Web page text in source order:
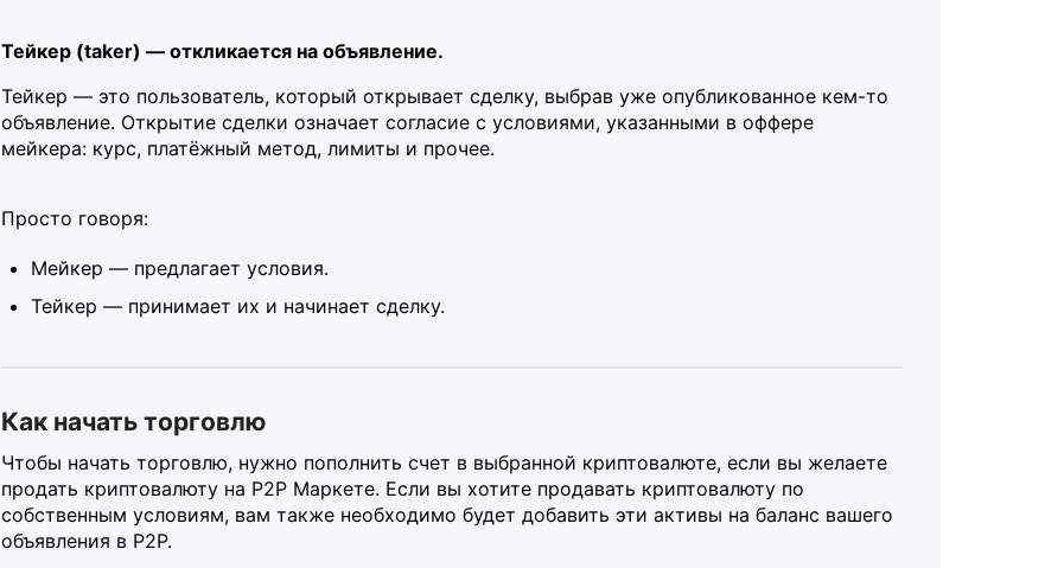
Тейкер (taker) — откликается на объявление.
Тейкер — это пользователь, который открывает сделку, выбрав уже опубликованное кем-то
объявление. Открытие сделки означает согласие с условиями, указанными в оффере
мейкера: курс, платёжный метод, лимиты и прочее.
Просто говоря:
Мейкер — предлагает условия.
Тейкер — принимает их и начинает сделку.
Как начать торговлю
Чтобы начать торговлю, нужно пополнить счет в выбранной криптовалюте, если вы желаете
продать криптовалюту на Р2Р Маркете. Если вы хотите продавать криптовалюту по
собственным условиям, вам также необходимо будет добавить эти активы на баланс вашего
объявления в Р2Р.